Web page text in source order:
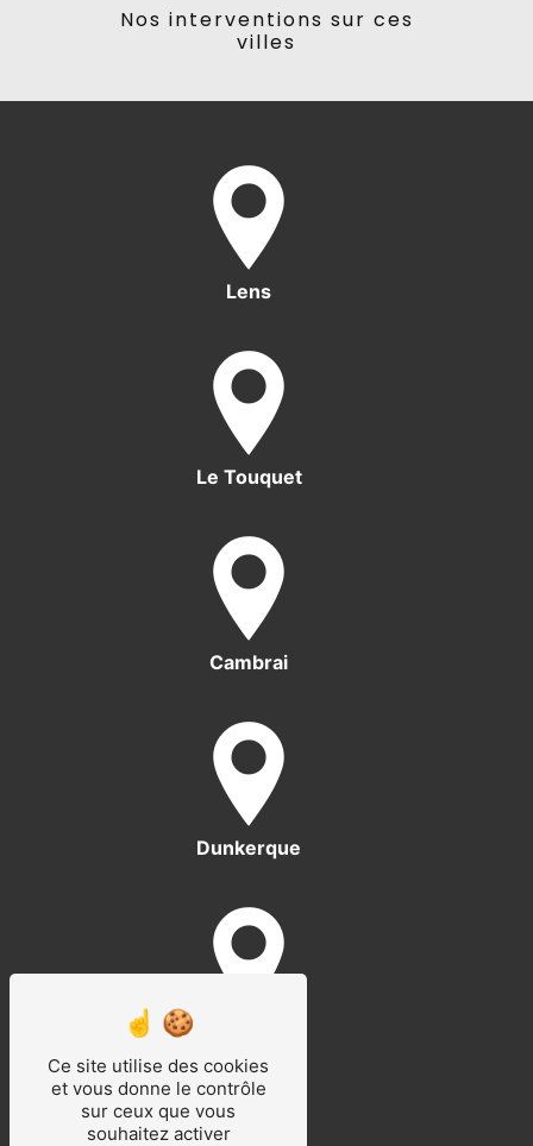
Nos interventions sur ces
villes
Lens
Le Touquet
Cambrai
Dunkerque
Ce site utilise des cookies
et vous donne le contrôle
sur ceux que vous
souhaitez activer